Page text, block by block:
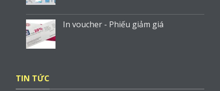
In voucher - Phiếu giảm giá
TIN TỨC